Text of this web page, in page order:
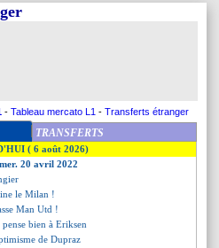
- Tableau mercato L1 - Transferts étranger
TRANSFERTS
( 6 août 2026)
20 avril 2022
le Milan !
Man Utd !
bien à Eriksen
de Dupraz